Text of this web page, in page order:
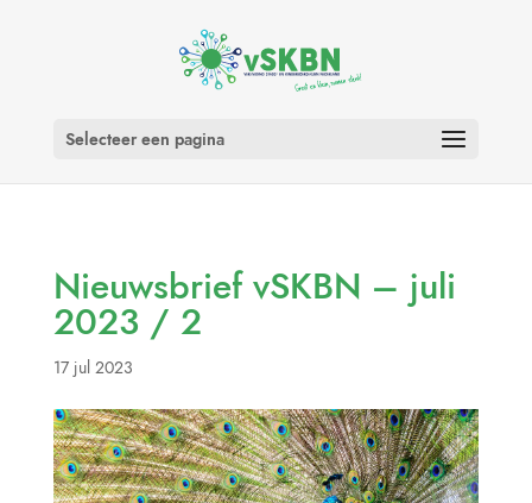
Selecteer een pagina
Nieuwsbrief vSKBN – juli
2023 / 2
17 jul 2023